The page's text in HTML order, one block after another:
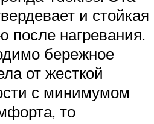
и стойкая
после нагревания.
бережное
от жесткой
с минимумом
то